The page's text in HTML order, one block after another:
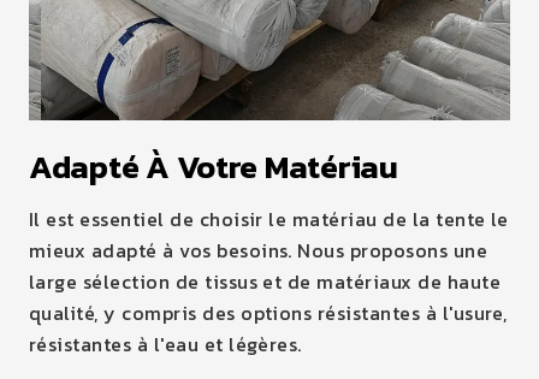
Adapté À Votre Matériau
Il est essentiel de choisir le matériau de la tente le
mieux adapté à vos besoins. Nous proposons une
large sélection de tissus et de matériaux de haute
qualité, y compris des options résistantes à l'usure,
résistantes à l'eau et légères.